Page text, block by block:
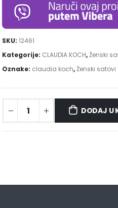
SKU: 12461
Kategorije: CLAUDIA KOCH,Ženski
Oznake: claudia koch,Ženski satovi
DODAJ U